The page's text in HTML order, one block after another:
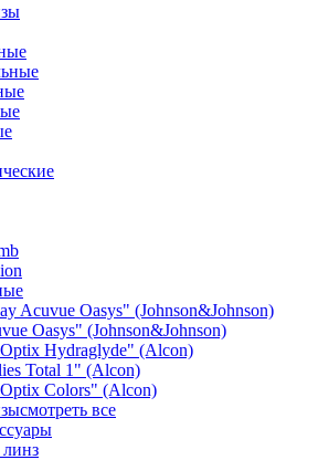
Acuvue Oasys" (Johnson&Johnson)
Oasys" (Johnson&Johnson)
Hydraglyde" (Alcon)
Total 1" (Alcon)
Colors" (Alcon)
смотреть все